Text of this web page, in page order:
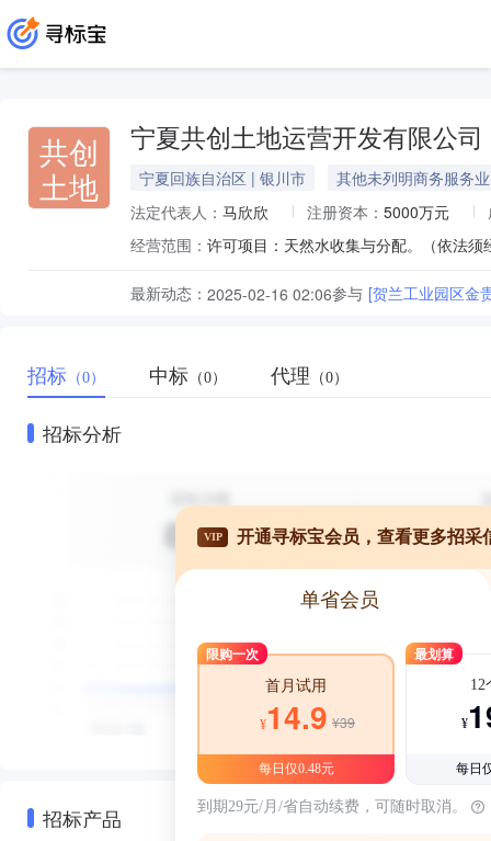
共创
土地
宁夏共创土地运营开发有限公司
宁夏回族自治区 | 银川市
其他未列明商务服务业
法定代表人： 马欣欣 注册资本： 5000万元
经营范围：
最新动态： 2025-02-16 02:06参与 [贺兰工业园区金
招标 （0） 中标 （0） 代理 （0）
招标分析
招标产品
VIP 开通寻标宝会员，查看更多招采
单省会员
限购一次
首月试用
¥14.9 ¥39
每日仅0.48元
最划算
12
¥
每日
到期29元/月/省自动续费，可随时取消。